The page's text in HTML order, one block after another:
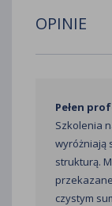
OPINIE
Pełen
Szkolenia
wyróżniają
strukturą.
czystym